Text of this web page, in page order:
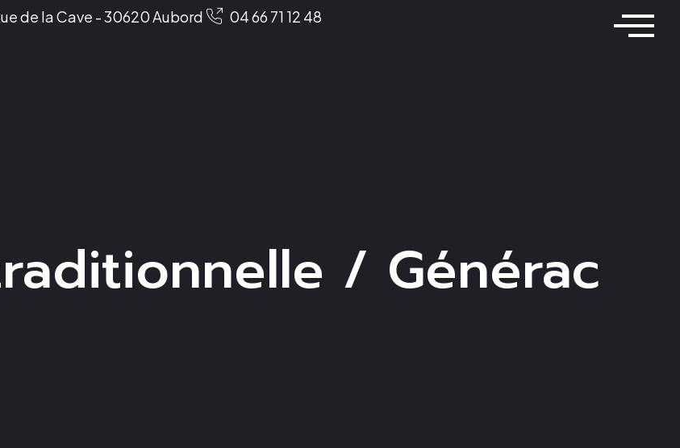
de la Cave - 30620 Aubord 04 66 71 12 48
/ Générac